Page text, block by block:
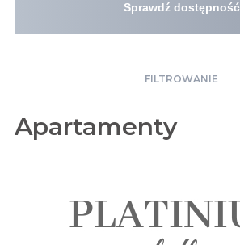
Sprawdź dostępność
FILTROWANIE
Apartamenty